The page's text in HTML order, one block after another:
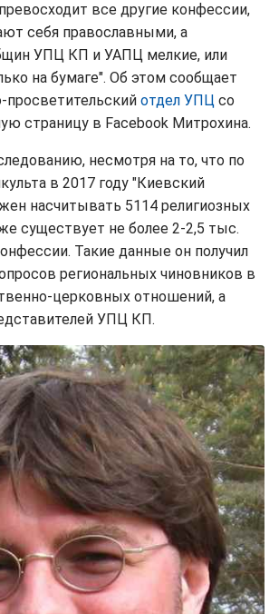
все другие конфессии,
себя православными, а
УПЦ КП и УАПЦ мелкие, или
на бумаге". Об этом сообщает
отдел УПЦ со
страницу в Facebook Митрохина.
несмотря на то, что по
в 2017 году "Киевский
насчитывать 5114 религиозных
существует не более 2-2,5 тыс.
Такие данные он получил
региональных чиновников в
церковных отношений, а
УПЦ КП.